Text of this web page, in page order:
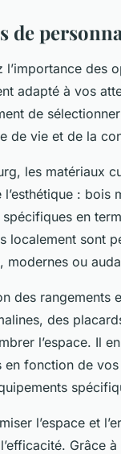
de
l’importance des
adapté à vos
de
de vie et de la
les matériaux
l’esthétique :
en
localement sont
modernes ou
des
des
l’espace. Il
en fonction de
l’espace et
Grâce